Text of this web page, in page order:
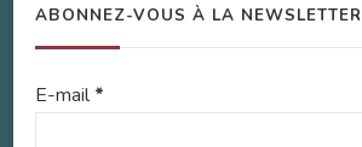
ABONNEZ-VOUS À LA NEWSLETTER
E-mail*